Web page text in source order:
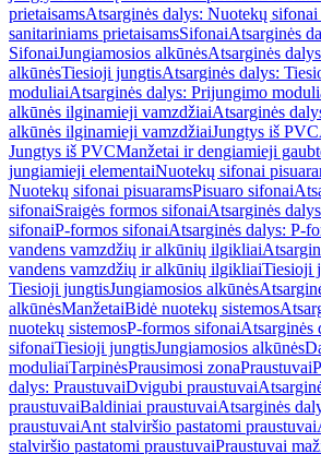
prietaisamsAtsarginės dalys: Nuotekų
sanitariniams prietaisamsSifonaiAtsarginės
SifonaiJungiamosios alkūnėsAtsarginės
alkūnėsTiesioji jungtisAtsarginės dalys:
moduliaiAtsarginės dalys: Prijungimo
alkūnės ilginamieji vamzdžiaiAtsarginės
alkūnės ilginamieji vamzdžiaiJungtys iš PVC
Jungtys iš PVCManžetai ir dengiamieji
jungiamieji elementaiNuotekų sifonai
Nuotekų sifonai pisuaramsPisuaro sifonai
sifonaiSraigės formos sifonaiAtsarginės
sifonaiP-formos sifonaiAtsarginės dalys: P-
vandens vamzdžių ir alkūnių ilgikliai
vandens vamzdžių ir alkūnių ilgikliaiTiesioji
Tiesioji jungtisJungiamosios alkūnės
alkūnėsManžetaiBidė nuotekų sistemos
nuotekų sistemosP-formos sifonaiAtsarginės
sifonaiTiesioji jungtisJungiamosios alkūnės
moduliaiTarpinėsPrausimosi zonaPraustuvai
dalys: PraustuvaiDvigubi praustuvai
praustuvaiBaldiniai praustuvaiAtsarginės
praustuvaiAnt stalviršio pastatomi praustuvai
stalviršio pastatomi praustuvaiPraustuvai